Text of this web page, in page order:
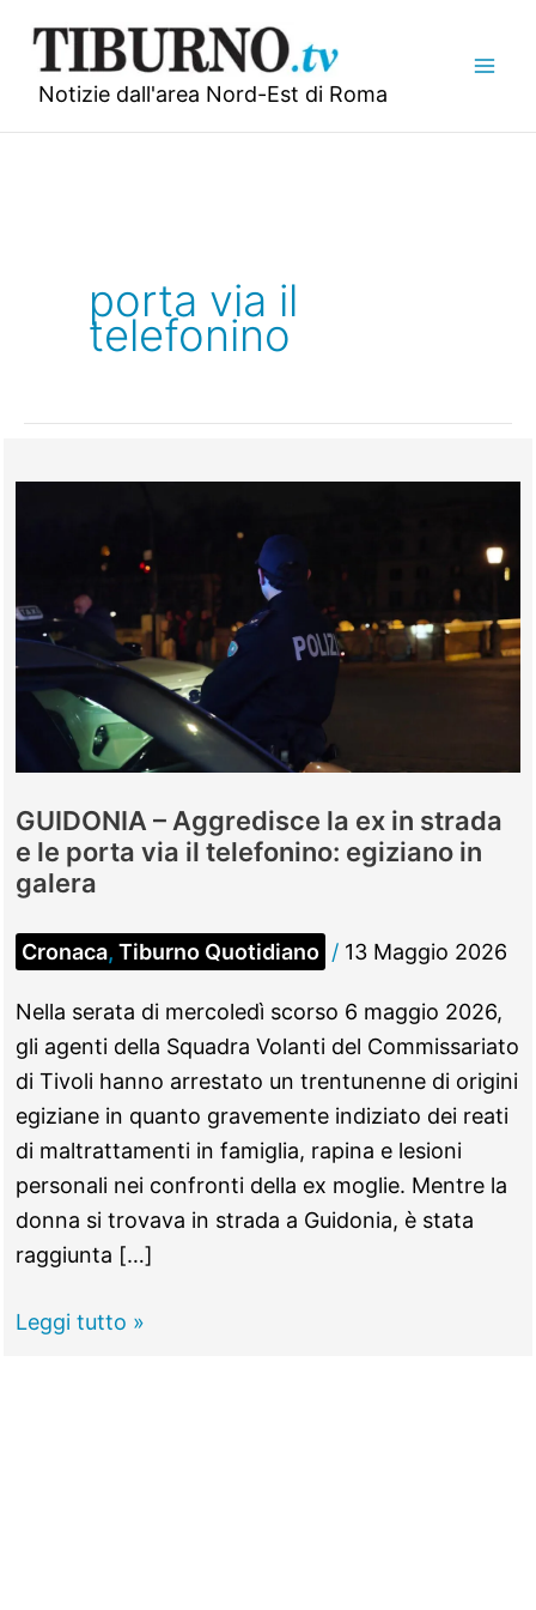
contenuto
Notizie dall'area Nord-Est di Roma
porta via il
telefonino
GUIDONIA – Aggredisce la ex in strada
e le porta via il telefonino: egiziano in
galera
Cronaca, Tiburno Quotidiano / 13 Maggio 2026
Nella serata di mercoledì scorso 6 maggio 2026,
gli agenti della Squadra Volanti del Commissariato
di Tivoli hanno arrestato un trentunenne di origini
egiziane in quanto gravemente indiziato dei reati
di maltrattamenti in famiglia, rapina e lesioni
personali nei confronti della ex moglie. Mentre la
donna si trovava in strada a Guidonia, è stata
raggiunta […]
GUIDONIA
Leggi tutto »